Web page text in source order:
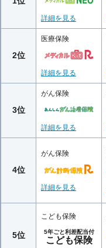
詳細を見る
2位
医療保険
詳細を見る
3位
がん保険
詳細を見る
4位
がん保険
詳細を見る
5位
こども保険
5年ごと利差配当付
こども保険